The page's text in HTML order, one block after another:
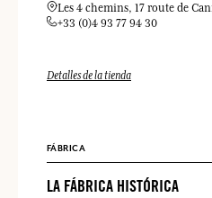
Les 4 chemins, 17 route de
+33 (0)4 93 77 94 30
Detalles de la tienda
FÁBRICA
LA FÁBRICA HISTÓRICA